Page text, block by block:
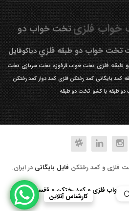
فلزیتخت خواب دو
تخت خواب دو طبقه فلزيدیاکوفایل
طبقه فلزی تخت خواب فرفوژه تخت سربازی تخت
کمد بایگانی کمد رختکن فلزی کمد دوار کمد رختکن
طبقه با کشو تخت دو طبقه
فلزی و کمد رختکن فایل بایگانی در ایران.
کارشناس آنلاین
خواب فلزی و کمد رختکن و قفسه کتابخانه